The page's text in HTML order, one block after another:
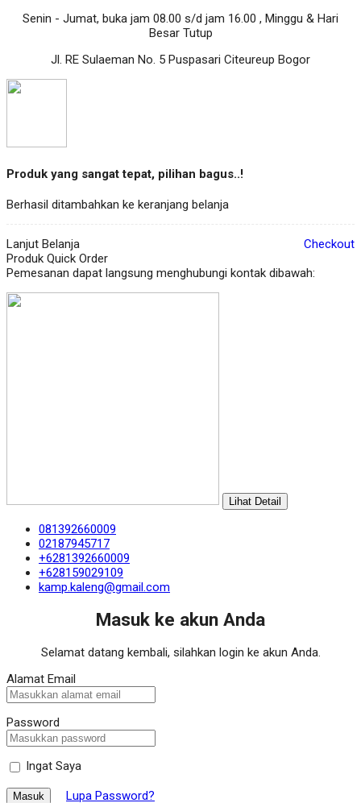
Senin - Jumat, buka jam 08.00 s/d jam 16.00 , Minggu & Hari
Besar Tutup
Jl. RE Sulaeman No. 5 Puspasari Citeureup Bogor
Produk yang sangat tepat, pilihan bagus..!
Berhasil ditambahkan ke keranjang belanja
Lanjut Belanja
Checkout
Produk Quick Order
Pemesanan dapat langsung menghubungi kontak dibawah:
Lihat Detail
081392660009
02187945717
+6281392660009
+628159029109
kamp.kaleng@gmail.com
Masuk ke akun Anda
Selamat datang kembali, silahkan login ke akun Anda.
Alamat Email
Password
Ingat Saya
Masuk Lupa Password?